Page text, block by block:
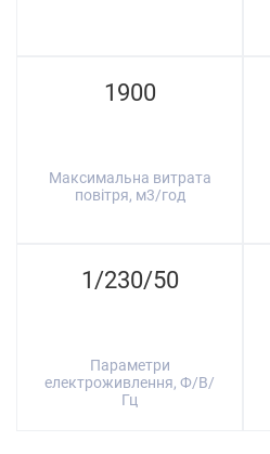
1900
Максимальна витрата
повітря, м3/год
1/230/50
Параметри
електроживлення, Ф/В/
Гц